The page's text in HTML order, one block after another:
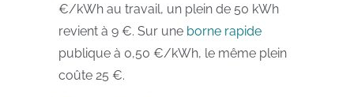
€/kWh au travail, un plein de 50 kWh
revient à 9 €. Sur une borne rapide
publique à 0,50 €/kWh, le même plein
coûte 25 €.